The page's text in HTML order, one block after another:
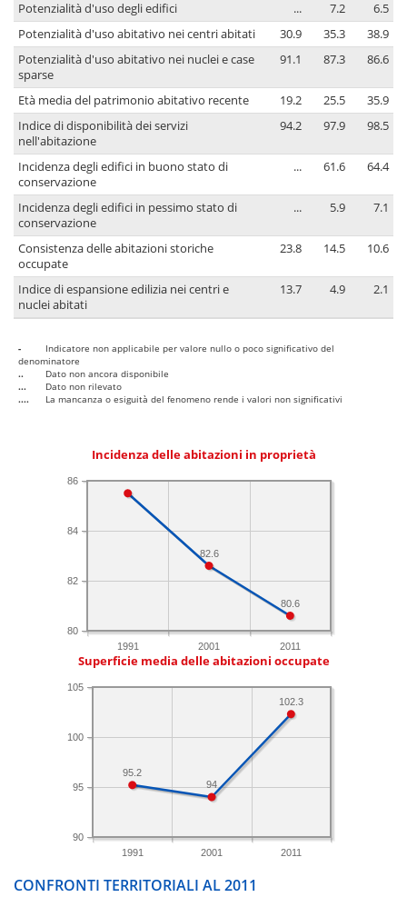
Potenzialità d'uso degli edifici
... 7.2
6.5
Potenzialità d'uso abitativo nei centri abitati
30.9 35.3
38.9
Potenzialità d'uso abitativo nei nuclei e case
sparse
91.1 87.3 86.6
Età media del patrimonio abitativo recente 19.2 25.5
35.9
Indice di disponibilità dei servizi
nell'abitazione
94.2 97.9 98.5
Incidenza degli edifici in buono stato di
conservazione
... 61.6 64.4
Incidenza degli edifici in pessimo stato di
conservazione
... 5.9 7.1
Consistenza delle abitazioni storiche
occupate
23.8 14.5 10.6
Indice di espansione edilizia nei centri e
nuclei abitati
13.7 4.9 2.1
-
Indicatore non applicabile per valore nullo o poco significativo del
denominatore
..
Dato non ancora disponibile
...
Dato non rilevato
....
La mancanza o esiguità del fenomeno rende i valori non significativi
Incidenza delle abitazioni in proprietà
1991 2001 2011
80
82
84
86
80.6
82.6
Superficie media delle abitazioni occupate
1991 2001 2011
90
95
100
105
102.3
94
95.2
CONFRONTI TERRITORIALI AL 2011